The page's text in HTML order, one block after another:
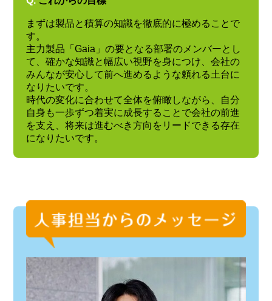
まずは製品と積算の知識を徹底的に極めることで
す。
主力製品「Gaia」の要となる部署のメンバーとし
て、確かな知識と幅広い視野を身につけ、会社の
みんなが安心して前へ進めるような頼れる土台に
なりたいです。
時代の変化に合わせて全体を俯瞰しながら、自分
自身も一歩ずつ着実に成長することで会社の前進
を支え、将来は進むべき方向をリードできる存在
になりたいです。